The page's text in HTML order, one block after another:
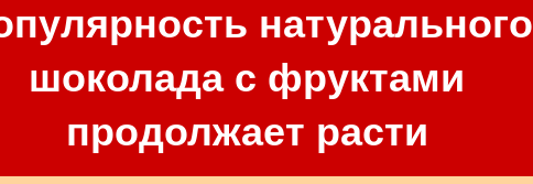
натурального
шоколада с фруктами
продолжает расти